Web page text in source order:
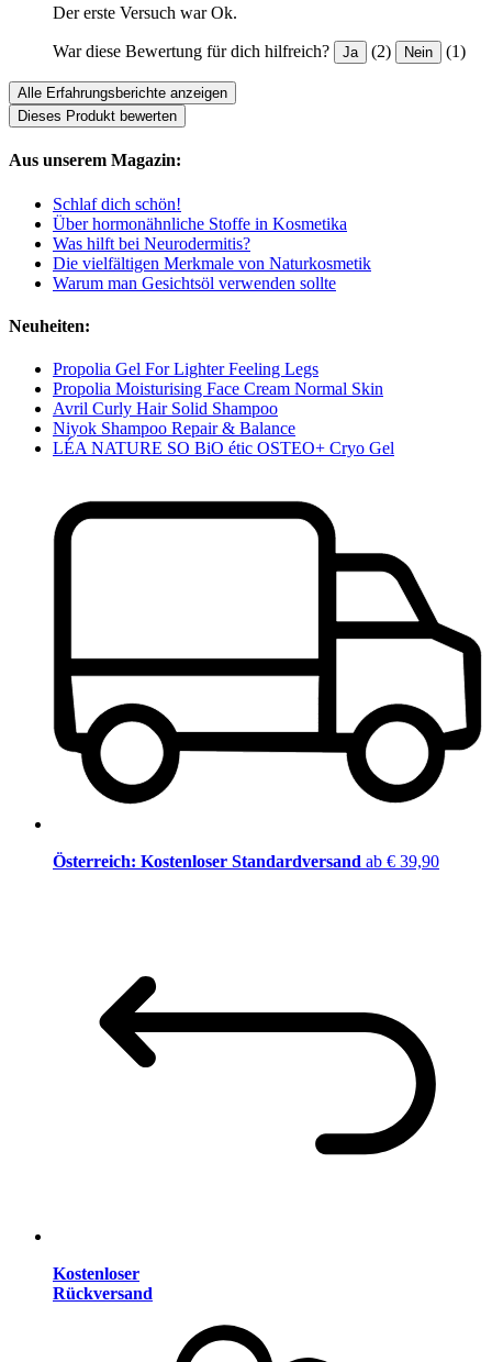
Der erste Versuch war Ok.
War diese Bewertung für dich hilfreich? Ja (2) Nein (1)
Alle Erfahrungsberichte anzeigen
Dieses Produkt bewerten
Aus unserem Magazin:
Schlaf dich schön!
Über hormonähnliche Stoffe in Kosmetika
Was hilft bei Neurodermitis?
Die vielfältigen Merkmale von Naturkosmetik
Warum man Gesichtsöl verwenden sollte
Neuheiten:
Propolia Gel For Lighter Feeling Legs
Propolia Moisturising Face Cream Normal Skin
Avril Curly Hair Solid Shampoo
Niyok Shampoo Repair & Balance
LÉA NATURE SO BiO étic OSTEO+ Cryo Gel
Österreich: Kostenloser Standardversand ab € 39,90
Kostenloser
Rückversand